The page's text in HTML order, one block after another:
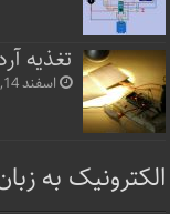
تغذیه
اسفند 14, 1400
الکترونیک به